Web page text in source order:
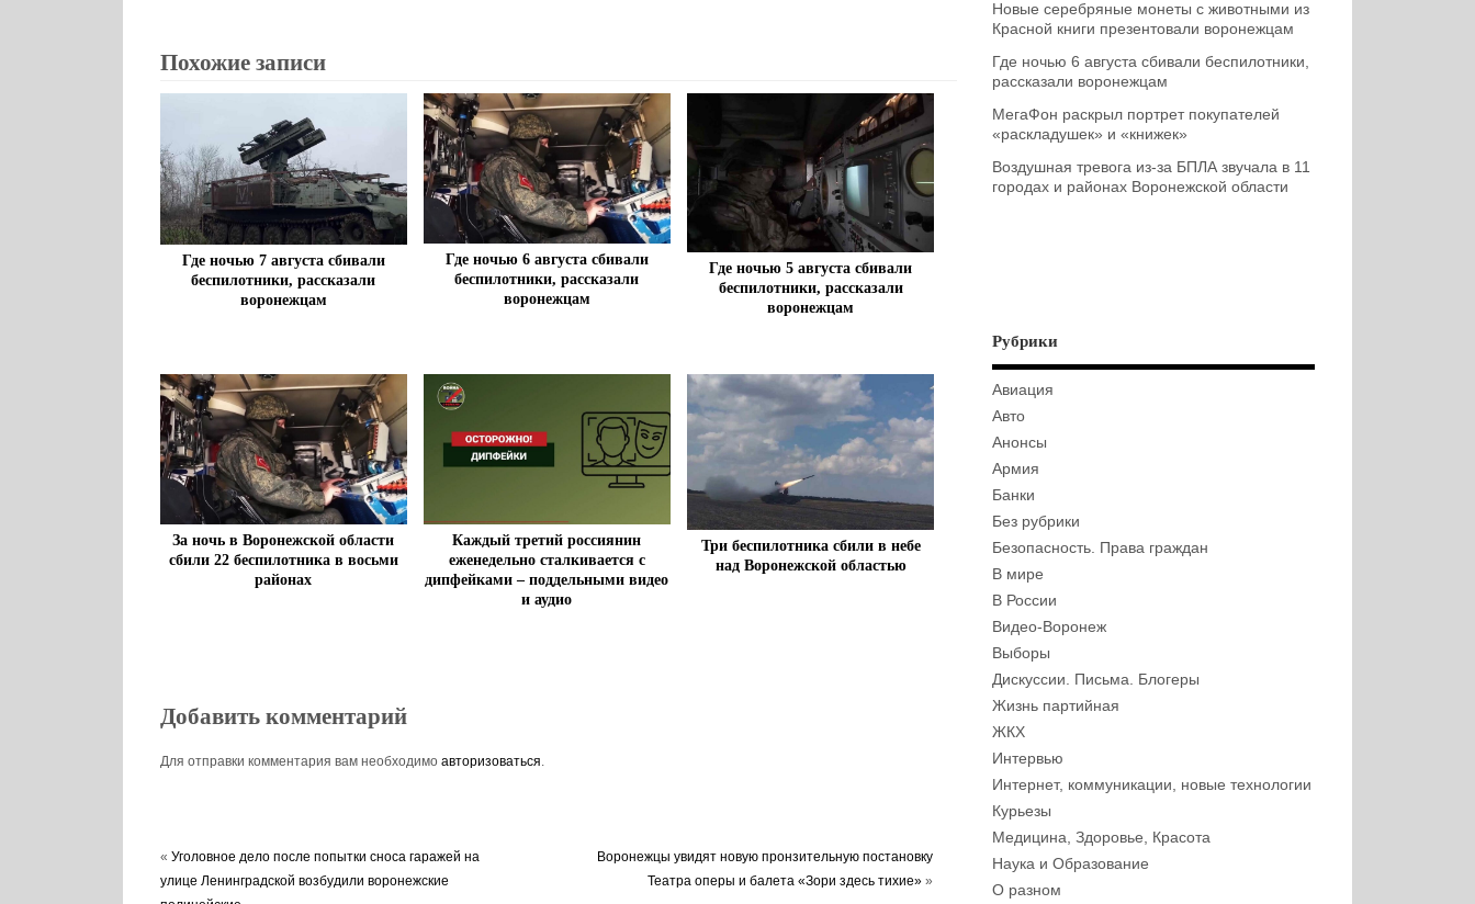
Похожие записи
Где ночью 7 августа сбивали
беспилотники, рассказали
воронежцам
Где ночью 6 августа сбивали
беспилотники, рассказали
воронежцам
Где ночью 5 августа сбивали
беспилотники, рассказали
воронежцам
За ночь в Воронежской области
сбили 22 беспилотника в восьми
районах
Каждый третий россиянин
еженедельно сталкивается с
дипфейками – поддельными видео
и аудио
Три беспилотника сбили в небе
над Воронежской областью
Добавить комментарий
Для отправки комментария вам необходимо авторизоваться.
« Уголовное дело после попытки сноса гаражей на
улице Ленинградской возбудили воронежские
Воронежцы увидят новую пронзительную постановку
Театра оперы и балета «Зори здесь тихие» »
Новые серебряные монеты с животными из
Красной книги презентовали воронежцам
Где ночью 6 августа сбивали беспилотники,
рассказали воронежцам
МегаФон раскрыл портрет покупателей
«раскладушек» и «книжек»
Воздушная тревога из-за БПЛА звучала в 11
городах и районах Воронежской области
Рубрики
Авиация
Авто
Анонсы
Армия
Банки
Без рубрики
Безопасность. Права граждан
В мире
В России
Видео-Воронеж
Выборы
Дискуссии. Письма. Блогеры
Жизнь партийная
ЖКХ
Интервью
Интернет, коммуникации, новые технологии
Курьезы
Медицина, Здоровье, Красота
Наука и Образование
О разном